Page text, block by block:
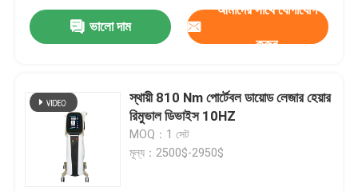
ভালো দাম
আমাদের সাথে যোগাযোগ
করুন
স্থায়ী 810 Nm পোর্টেবল ডায়োড লেজার হেয়ার
রিমুভাল ডিভাইস 10HZ
MOQ：1 সেট
মূল্য：2500$-2950$